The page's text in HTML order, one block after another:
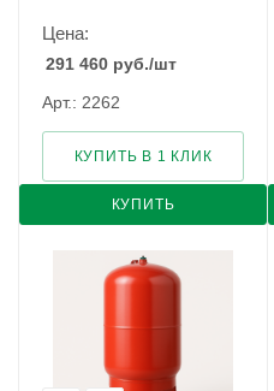
Цена:
291 460 руб./шт
Арт.: 2262
КУПИТЬ
КУПИТЬ В 1 КЛИК